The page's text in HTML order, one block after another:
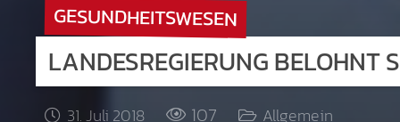
GESUNDHEITSWESEN
LANDESREGIERUNG BELOHNT
31. Juli 2018 107 Allgemein